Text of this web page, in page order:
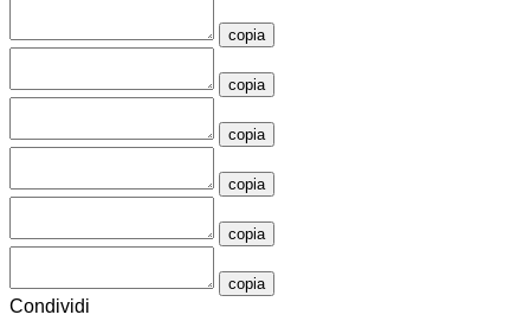
copia
copia
copia
copia
copia
copia
Condividi